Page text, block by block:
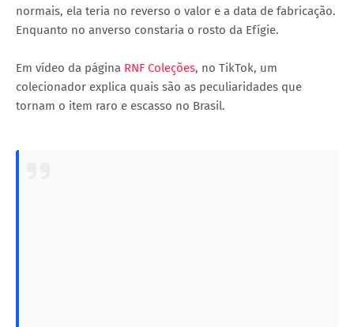
normais, ela teria no reverso o valor e a data de fabricação.
Enquanto no anverso constaria o rosto da Efígie.
Em vídeo da página RNF Coleções, no TikTok, um
colecionador explica quais são as peculiaridades que
tornam o item raro e escasso no Brasil.